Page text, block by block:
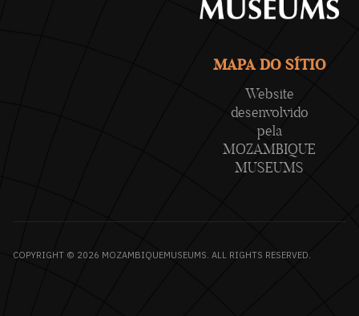
MAPA DO SÍTIO
Website
desenvolvido
pela
MOZAMBIQUE
MUSEUMS
COPYRIGHT © 2026 MOZAMBIQUEMUSEUMS. ALL RIGHTS RESERVED.